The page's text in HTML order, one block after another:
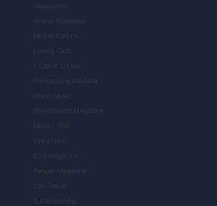
Viaggiamo
Nonne Magazine
Milano Cortina
Luxury Club
Il Calcio Online
Professione mamma
World Music
Investimenti Magazine
Money 365
Zona Nerd
B2B Magazine
People Magazine
Day Travel
Tutto Gaming